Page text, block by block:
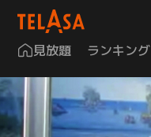
見放題 ランキング